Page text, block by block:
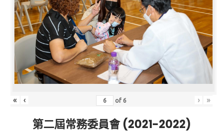
« ‹ of 6 › »
第二屆常務委員會 (2021-2022)